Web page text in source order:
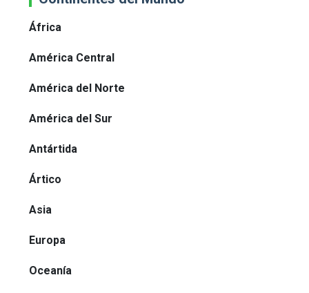
África
América Central
América del Norte
América del Sur
Antártida
Ártico
Asia
Europa
Oceanía